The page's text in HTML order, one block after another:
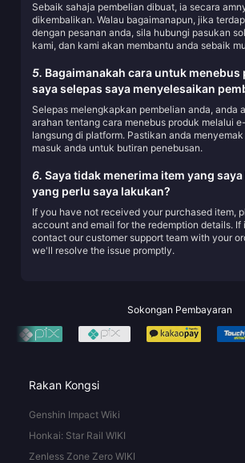
Sebaik sahaja pembelian dibuat, ia secara
dikembalikan. Walau bagaimanapun, jika
dengan pesanan anda, sila hubungi pasukan
kami, dan kami akan membantu anda sebaik
5. Bagaimanakah cara untuk menebus
saya selepas saya menyelesaikan
Selepas melengkapkan pembelian anda, anda
arahan tentang cara menebus produk melalui
langsung di platform. Pastikan anda
masuk anda untuk butiran penebusan.
6. Saya tidak menerima item yang
yang perlu saya lakukan?
If you have not received your purchased item,
account and email for the redemption details. If
contact our customer support team with your
we'll resolve the issue promptly.
Sokongan Pembayaran
Rakan Kongsi
Genshin Impact Wiki
Honkai: Star Rail WIKI
Zenless Zone Zero WIKI